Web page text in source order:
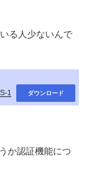
る人少ないんで
1 ダウンロード
か認証機能につ